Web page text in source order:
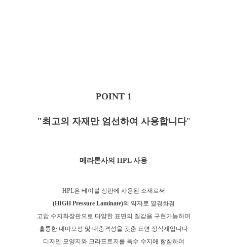
POINT 1
"최고의 자재만 엄선하여 사용합니다"
메라톤사의 HPL 사용
HPL은 테이블 상판에 사용된 소재로써
(HIGH Pressure Laminate)의 약자로 열경화경
고압 수지화장판으로 다양한 표면의 질감을 구현가능하며
훌륭한 내마모성 및 내충격성을 갖춘 표면 장식재입니다
디자인 모양지와 크라프트지를 특수 수지에 함침하여